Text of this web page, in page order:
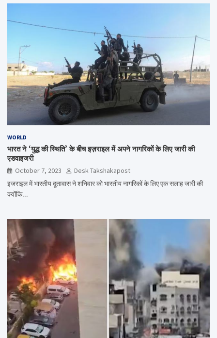
WORLD
भारत ने ‘युद्ध की स्थिति’ के बीच इज़राइल में अपने नागरिकों के लिए जारी की
एडवाइजरी
October 7, 2023
Desk Takshakapost
इजराइल में भारतीय दूतावास ने शनिवार को भारतीय नागरिकों के लिए एक सलाह जारी की
क्योंकि…